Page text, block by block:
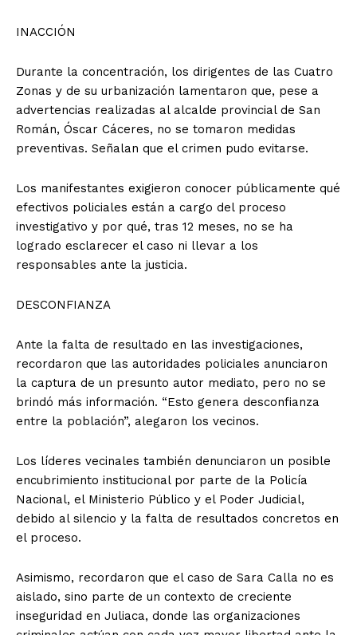
INACCIÓN
Durante la concentración, los dirigentes de las Cuatro
Zonas y de su urbanización lamentaron que, pese a
advertencias realizadas al alcalde provincial de San
Román, Óscar Cáceres, no se tomaron medidas
preventivas. Señalan que el crimen pudo evitarse.
Los manifestantes exigieron conocer públicamente qué
efectivos policiales están a cargo del proceso
investigativo y por qué, tras 12 meses, no se ha
logrado esclarecer el caso ni llevar a los
responsables ante la justicia.
DESCONFIANZA
Ante la falta de resultado en las investigaciones,
recordaron que las autoridades policiales anunciaron
la captura de un presunto autor mediato, pero no se
brindó más información. “Esto genera desconfianza
entre la población”, alegaron los vecinos.
Los líderes vecinales también denunciaron un posible
encubrimiento institucional por parte de la Policía
Nacional, el Ministerio Público y el Poder Judicial,
debido al silencio y la falta de resultados concretos en
el proceso.
Asimismo, recordaron que el caso de Sara Calla no es
aislado, sino parte de un contexto de creciente
inseguridad en Juliaca, donde las organizaciones